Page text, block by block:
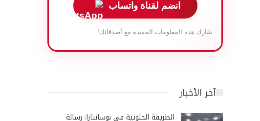
انضم لقناة واتساب
شارك هذه المعلومات المفيدة مع أصدقائك!
آخر الأخبار
الطريقة الخلوتية في نوسانتارا: رسالة